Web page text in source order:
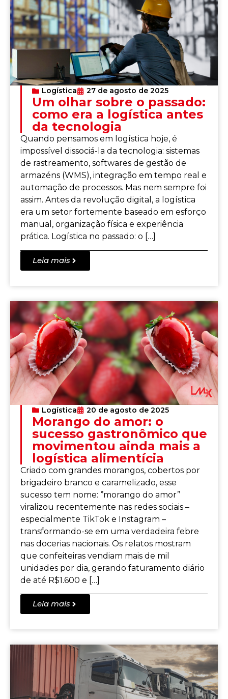
Logística 27 de agosto de 2025
Um olhar sobre o passado:
como era a logística antes
da tecnologia
Quando pensamos em logística hoje, é
impossível dissociá-la da tecnologia: sistemas
de rastreamento, softwares de gestão de
armazéns (WMS), integração em tempo real e
automação de processos. Mas nem sempre foi
assim. Antes da revolução digital, a logística
era um setor fortemente baseado em esforço
manual, organização física e experiência
prática. Logística no passado: o […]
Leia mais
Logística 20 de agosto de 2025
Morango do amor: o
sucesso gastronômico que
movimentou ainda mais a
logística alimentícia
Criado com grandes morangos, cobertos por
brigadeiro branco e caramelizado, esse
sucesso tem nome: ‘’morango do amor’’
viralizou recentemente nas redes sociais –
especialmente TikTok e Instagram –
transformando-se em uma verdadeira febre
nas docerias nacionais. Os relatos mostram
que confeiteiras vendiam mais de mil
unidades por dia, gerando faturamento diário
de até R$1.600 e […]
Leia mais